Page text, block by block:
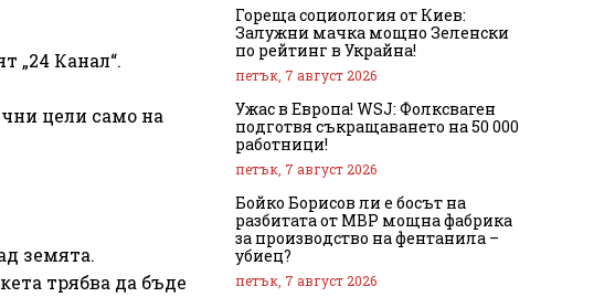
„24 Канал“.
цели само на
земята.
трябва да бъде
Гореща социология от Киев:
Залужни мачка мощно Зеленски
по рейтинг в Украйна!
петък, 7 август 2026
Ужас в Европа! WSJ: Фолксваген
подготвя съкращаването на 50 000
работници!
петък, 7 август 2026
Бойко Борисов ли е босът на
разбитата от МВР мощна фабрика
за производство на фентанила –
убиец?
петък, 7 август 2026